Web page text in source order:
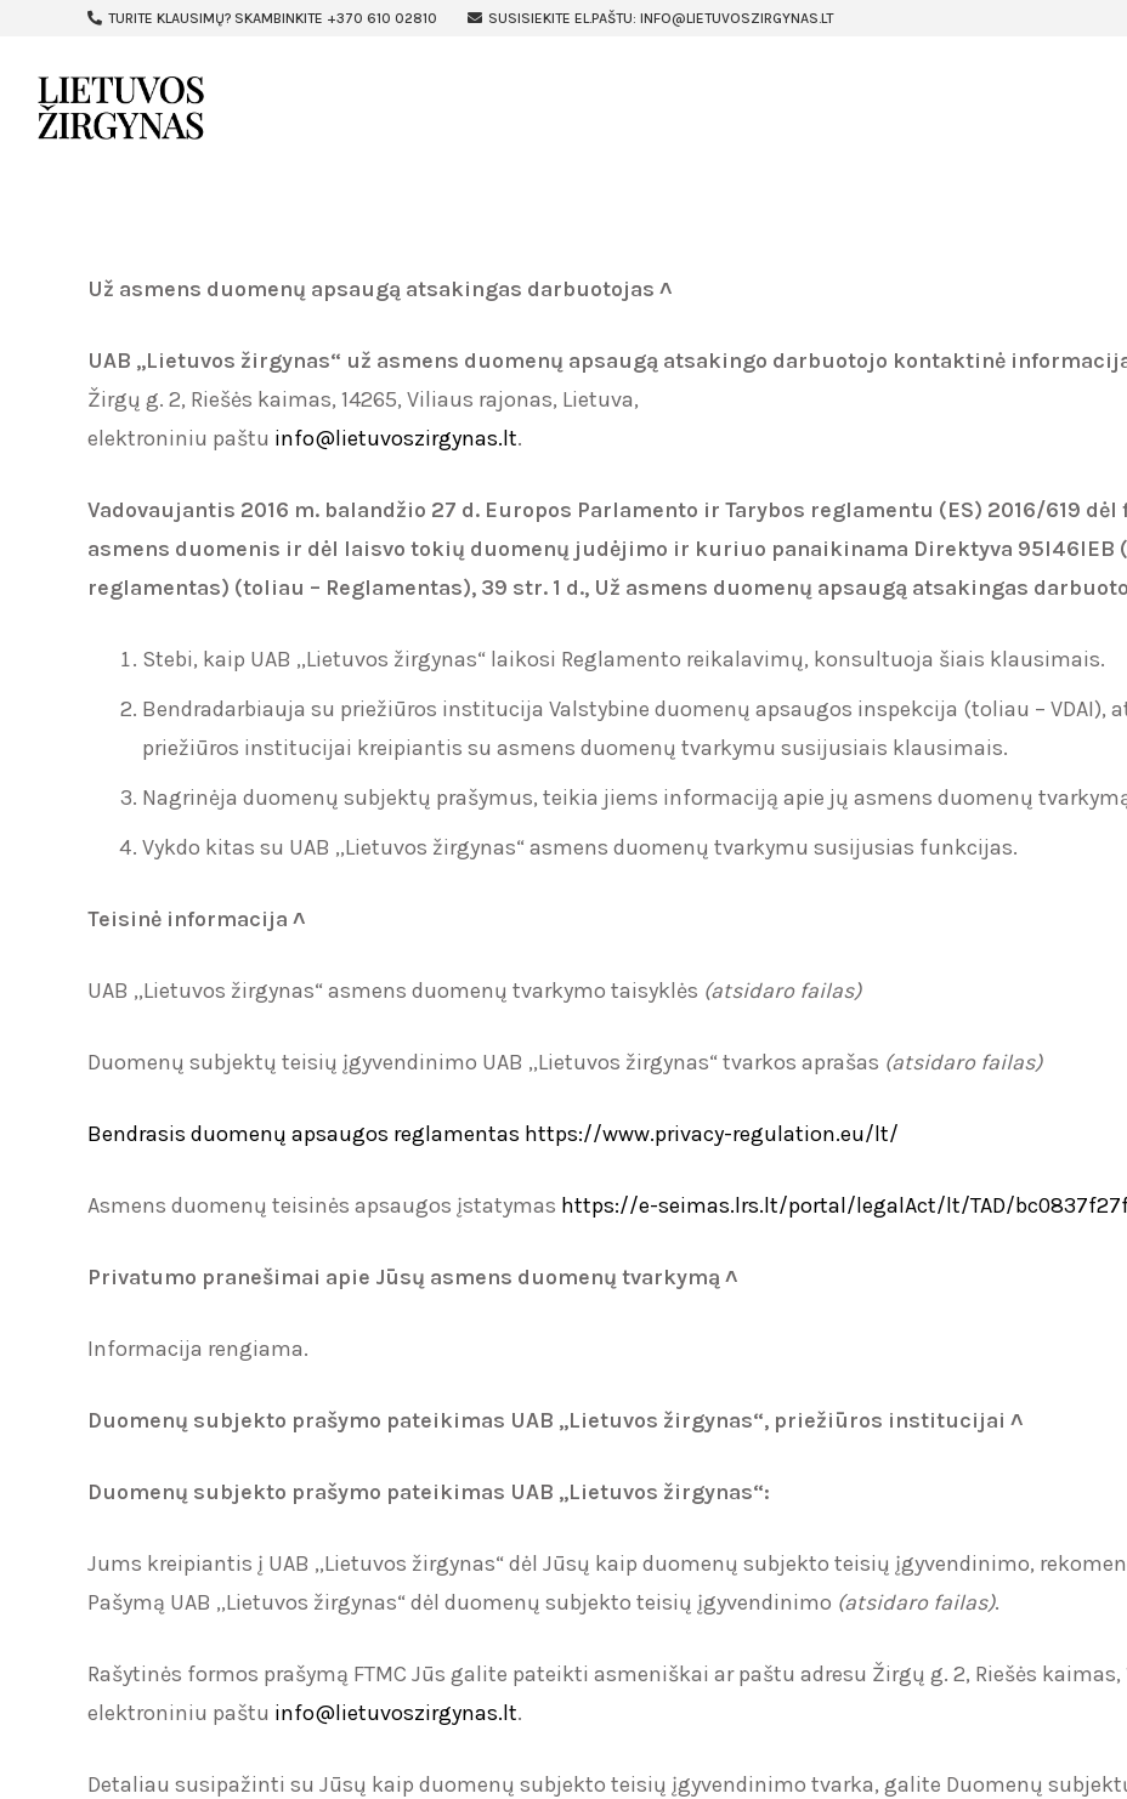
TURITE KLAUSIMŲ? SKAMBINKITE +370 610 02810 SUSISIEKITE EL.PAŠTU: INFO@LIETUVOSZIRGYNAS.LT
Už asmens duomenų apsaugą atsakingas darbuotojas ˄
UAB ,,Lietuvos žirgynas“ už asmens duomenų apsaugą atsakingo darbuotojo kontaktinė
Žirgų g. 2, Riešės kaimas, 14265, Viliaus rajonas, Lietuva,
elektroniniu paštu info@lietuvoszirgynas.lt.
Vadovaujantis 2016 m. balandžio 27 d. Europos Parlamento ir Tarybos reglamentu (ES) 2016/619
asmens duomenis ir dėl laisvo tokių duomenų judėjimo ir kuriuo panaikinama Direktyva 95l46lEB
reglamentas) (toliau – Reglamentas), 39 str. 1 d., Už asmens duomenų apsaugą atsakingas
Stebi, kaip UAB ,,Lietuvos žirgynas“ laikosi Reglamento reikalavimų, konsultuoja šiais klausimais.
Bendradarbiauja su priežiūros institucija Valstybine duomenų apsaugos inspekcija (toliau –
priežiūros institucijai kreipiantis su asmens duomenų tvarkymu susijusiais klausimais.
Nagrinėja duomenų subjektų prašymus, teikia jiems informaciją apie jų asmens duomenų tvarkymą
Vykdo kitas su UAB ,,Lietuvos žirgynas“ asmens duomenų tvarkymu susijusias funkcijas.
Teisinė informacija ˄
UAB ,,Lietuvos žirgynas“ asmens duomenų tvarkymo taisyklės (atsidaro failas)
Duomenų subjektų teisių įgyvendinimo UAB ,,Lietuvos žirgynas“ tvarkos aprašas (atsidaro failas)
Bendrasis duomenų apsaugos reglamentas https://www.privacy-regulation.eu/lt/
Asmens duomenų teisinės apsaugos įstatymas https://e-seimas.lrs.lt/portal/legalAct/lt/TAD/
Privatumo pranešimai apie Jūsų asmens duomenų tvarkymą ˄
Informacija rengiama.
Duomenų subjekto prašymo pateikimas UAB ,,Lietuvos žirgynas“, priežiūros institucijai ˄
Duomenų subjekto prašymo pateikimas UAB ,,Lietuvos žirgynas“:
Jums kreipiantis į UAB ,,Lietuvos žirgynas“ dėl Jūsų kaip duomenų subjekto teisių įgyvendinimo,
Pašymą UAB ,,Lietuvos žirgynas“ dėl duomenų subjekto teisių įgyvendinimo (atsidaro failas).
Rašytinės formos prašymą FTMC Jūs galite pateikti asmeniškai ar paštu adresu Žirgų g. 2, Riešės kaimas,
elektroniniu paštu info@lietuvoszirgynas.lt.
Detaliau susipažinti su Jūsų kaip duomenų subjekto teisių įgyvendinimo tvarka, galite Duomenų